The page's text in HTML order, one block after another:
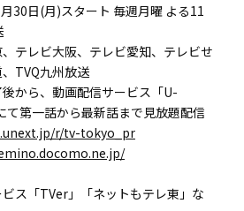
30日(月)スタート 毎週月曜 よる11
、テレビ大阪、テレビ愛知、テレビせ
TVQ九州放送
後から、動画配信サービス「U-
第一話から最新話まで見放題配信
r/tv-tokyo_pr
ス「TVer」「ネットもテレ東」な